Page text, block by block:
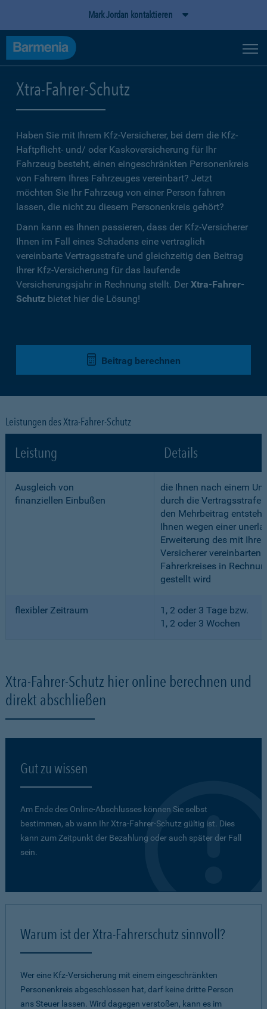
Mark Jordan kontaktieren
Xtra-Fahrer-Schutz
Haben Sie mit Ihrem Kfz-Versicherer, bei dem die Kfz-
Haftpflicht- und/ oder Kaskoversicherung für Ihr
Fahrzeug besteht, einen eingeschränkten Personenkreis
von Fahrern Ihres Fahrzeuges vereinbart? Jetzt
möchten Sie Ihr Fahrzeug von einer Person fahren
lassen, die nicht zu diesem Personenkreis gehört?
Dann kann es Ihnen passieren, dass der Kfz-Versicherer
Ihnen im Fall eines Schadens eine vertraglich
vereinbarte Vertragsstrafe und gleichzeitig den Beitrag
Ihrer Kfz-Versicherung für das laufende
Versicherungsjahr in Rechnung stellt. Der Xtra-Fahrer-
Schutz bietet hier die Lösung!
Beitrag berechnen
Leistungen des Xtra-Fahrer-Schutz
Leistung Details
Ausgleich von
finanziellen Einbußen
die Ihnen nach einem
durch die Vertragsstrafe
den Mehrbeitrag
Ihnen wegen einer
Erweiterung des mit
Versicherer vereinbarten
Fahrerkreises in
gestellt wird
flexibler Zeitraum
1, 2 oder 3 Tage bzw.
1, 2 oder 3 Wochen
Xtra-Fahrer-Schutz hier online berechnen und
direkt abschließen
Gut zu wissen
Am Ende des Online-Abschlusses können Sie selbst
bestimmen, ab wann Ihr Xtra-Fahrer-Schutz gültig ist. Dies
kann zum Zeitpunkt der Bezahlung oder auch später der Fall
sein.
Warum ist der Xtra-Fahrerschutz sinnvoll?
Wer eine Kfz-Versicherung mit einem eingeschränkten
Personenkreis abgeschlossen hat, darf keine dritte Person
ans Steuer lassen. Wird dagegen verstoßen, kann es im